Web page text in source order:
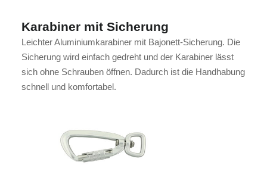
Karabiner mit Sicherung
Leichter Aluminiumkarabiner mit Bajonett-Sicherung. Die
Sicherung wird einfach gedreht und der Karabiner lässt
sich ohne Schrauben öffnen. Dadurch ist die Handhabung
schnell und komfortabel.